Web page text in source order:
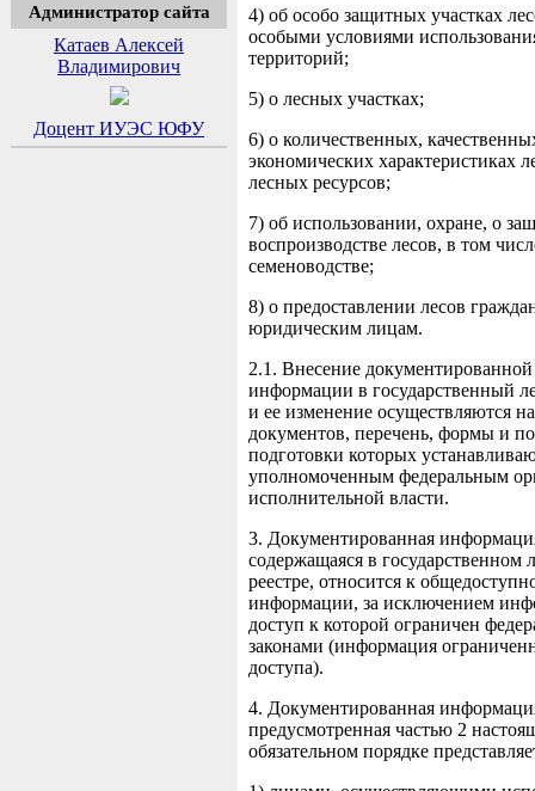
Администратор сайта
Катаев Алексей
Владимирович
Доцент ИУЭС ЮФУ
4) об особо защитных участках
особыми условиями
территорий;
5) о лесных участках;
6) о количественных,
экономических характеристиках
лесных ресурсов;
7) об использовании, охране, о
воспроизводстве лесов, в том
семеноводстве;
8) о предоставлении лесов
юридическим лицам.
2.1. Внесение документированной
информации в государственный
и ее изменение осуществляются
документов, перечень, формы и
подготовки которых
уполномоченным федеральным
исполнительной власти.
3. Документированная
содержащаяся в государственном
реестре, относится к
информации, за исключением
доступ к которой ограничен
законами (информация
доступа).
4. Документированная
предусмотренная частью 2
обязательном порядке